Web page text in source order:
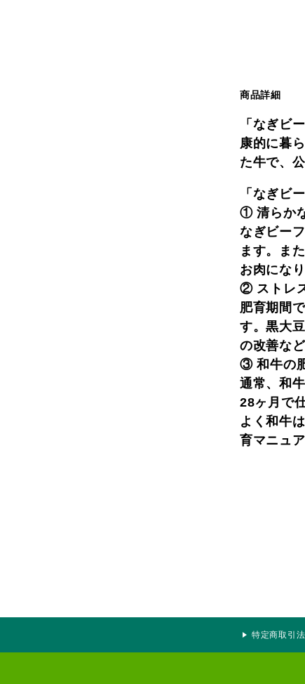
商品詳細
「なぎビ
康的に暮
た牛で、
「なぎビ
① 清らか
なぎビー
ます。ま
お肉になり
② ストレ
肥育期間
す。黒大
の改善な
③ 和牛の
通常、和
28ヶ月で
よく和牛
育マニュ
特定商取引